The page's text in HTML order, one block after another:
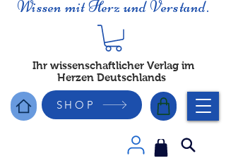
Wissen mit Herz und Verstand.
Ihr wissenschaftlicher Verlag im
Herzen Deutschlands
SHOP